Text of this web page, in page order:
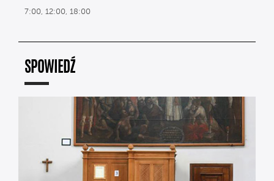
7:00, 12:00, 18:00
SPOWIEDŹ